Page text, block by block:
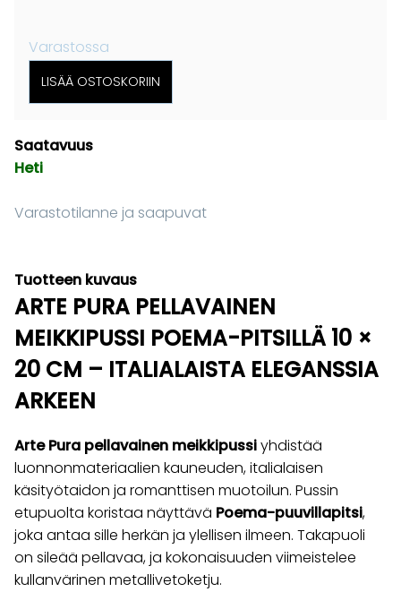
Varastossa
Saatavuus
Heti
Varastotilanne ja saapuvat
Tuotteen kuvaus
ARTE PURA PELLAVAINEN
MEIKKIPUSSI POEMA-PITSILLÄ 10 ×
20 CM – ITALIALAISTA ELEGANSSIA
ARKEEN
Arte Pura pellavainen meikkipussiyhdistää
luonnonmateriaalien kauneuden, italialaisen
käsityötaidon ja romanttisen muotoilun. Pussin
etupuolta koristaa näyttävä Poema-puuvillapitsi,
joka antaa sille herkän ja ylellisen ilmeen. Takapuoli
on sileää pellavaa, ja kokonaisuuden viimeistelee
kullanvärinen metallivetoketju.